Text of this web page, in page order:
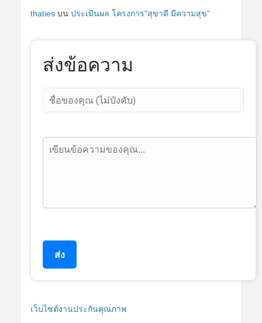
thatiesบน ประเมินผล โครงการ”สุขาดี มีความสุข”
ส่งข้อความ
ส่ง
เว็บไซต์งานประกันคุณภาพ